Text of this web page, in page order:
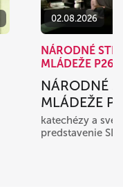
02.08.2026
NÁRODNÉ
MLÁDEŽE P26
NÁRODNÉ
MLÁDEŽE
katechézy a
predstavenie